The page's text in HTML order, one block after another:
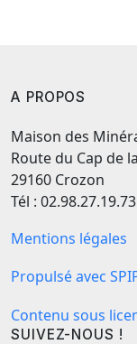
A PROPOS
Maison des
Route du Cap de
29160 Crozon
Tél : 02.98.27.19.73
Mentions légales
Propulsé avec
Contenu sous
SUIVEZ-NOUS !